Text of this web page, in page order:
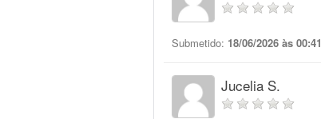
Submetido: 18/06/2026 às 00:41
Jucelia S.